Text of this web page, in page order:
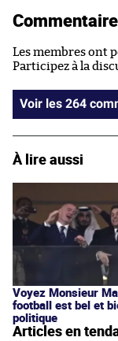
Les membres ont
Participez à la
Voir les
À lire aussi
Voyez Monsieur
football est bel et
politique
Articles en